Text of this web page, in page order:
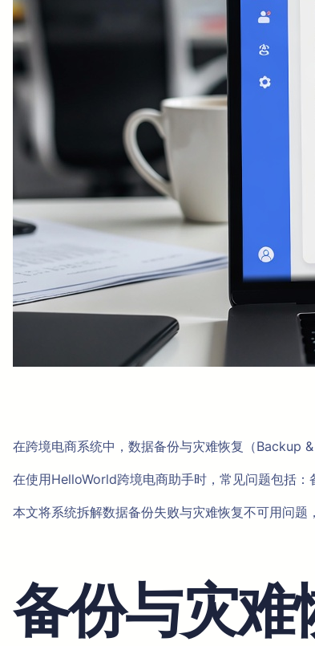
在跨境电商系统中，数据备份与灾难恢复（Backup
在使用HelloWorld跨境电商助手时，常见问题包括：
本文将系统拆解数据备份失败与灾难恢复不可用问题
备份与灾难